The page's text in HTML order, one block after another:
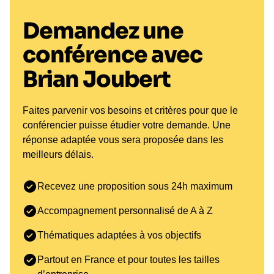
Brian Joubert Conférencier :
Expert en Performance et
Leadership
En tant que **conférencier**, Brian Joubert partage
son expertise en matière de **leadership**, de
**motivation** et de **gestion de la pression**. Ses
interventions sont conçues pour inspirer les
équipes et les entreprises à exceller dans leur
que la performance en milieu concurrentiel,
l'importance de la cohésion d'équipe et les
stratégies pour surmonter les échecs.
conférences, des ateliers interactifs et des séances
de coaching, s'adaptant aux besoins spécifiques
de chaque entreprise. Que ce soit pour des
Demandez une
conférence avec
Brian Joubert
Faites parvenir vos besoins et critères pour que le
conférencier puisse étudier votre demande. Une
réponse adaptée vous sera proposée dans les
meilleurs délais.
Recevez une proposition sous 24h maximum
Accompagnement personnalisé de A à Z
Thématiques adaptées à vos objectifs
Partout en France et pour toutes les tailles